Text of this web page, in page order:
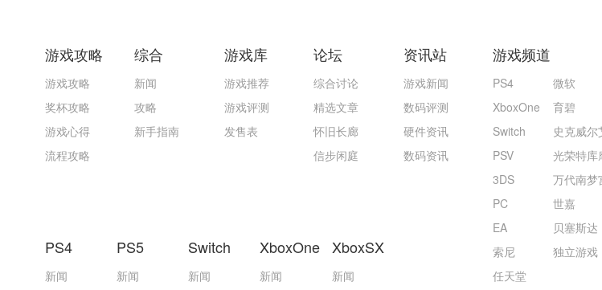
游戏攻略
游戏攻略
奖杯攻略
游戏心得
流程攻略
综合
新闻
攻略
新手指南
游戏库
游戏推荐
游戏评测
发售表
论坛
综合讨论
精选文章
怀旧长廊
信步闲庭
PS4
新闻
PS5
新闻
Switch
新闻
XboxOne
新闻
XboxSX
新闻
资讯站
游戏新闻
数码评测
硬件资讯
数码资讯
游戏频道
PS4
XboxOne
Switch
PSV
3DS
PC
EA
索尼
任天堂
微软
育碧
史克威
光荣特库
万代南梦
世嘉
贝塞斯达
独立游戏